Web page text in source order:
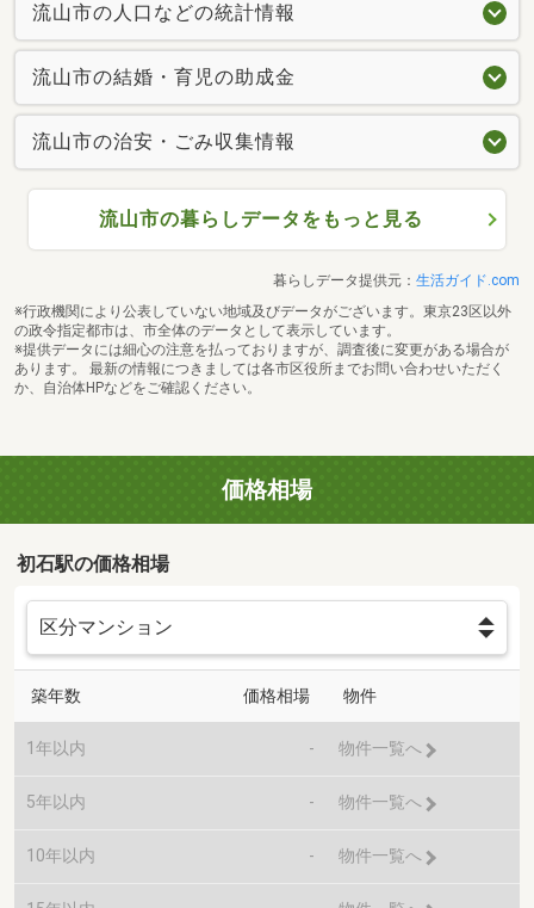
流山市の人口などの統計情報
流山市の結婚・育児の助成金
流山市の治安・ごみ収集情報
流山市の暮らしデータをもっと見る
暮らしデータ提供元： 生活ガイド.com
※行政機関により公表していない地域及びデータがございます。東京23区以外
の政令指定都市は、市全体のデータとして表示しています。
※提供データには細心の注意を払っておりますが、調査後に変更がある場合が
あります。 最新の情報につきましては各市区役所までお問い合わせいただく
か、自治体HPなどをご確認ください。
価格相場
初石駅の価格相場
築年数 価格相場 物件
1年以内 - 物件一覧へ
5年以内 - 物件一覧へ
10年以内 - 物件一覧へ